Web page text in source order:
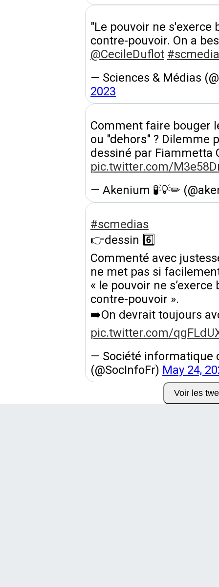
"Le pouvoir ne
contre-pouvoir. On a
@CecileDuflot
— Sciences & Médias
2023
Comment faire bouger
ou "dehors" ? Dilemme
dessiné par Fiammetta
pic.twitter.com/
— Akenium 🧪💡✏
#scmedias
👉dessin 6️⃣
Commenté avec
ne met pas si
« le pouvoir ne s’exerce
contre-pouvoir ».
➡️On devrait toujours
pic.twitter.com/
— Société informatique
(@SocInfoFr) May 24,
Voir les